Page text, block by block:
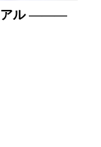
アル ———